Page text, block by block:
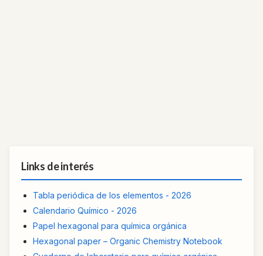
Links de interés
Tabla periódica de los elementos - 2026
Calendario Químico - 2026
Papel hexagonal para química orgánica
Hexagonal paper – Organic Chemistry Notebook